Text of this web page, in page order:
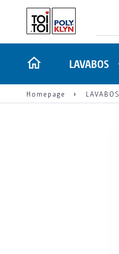
LAVABOS
Homepage LAVABOS